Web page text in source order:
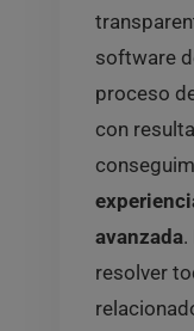
software
proceso
con
avanzada.
resolver